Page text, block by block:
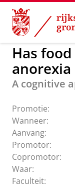
Skip
Content
Skip
Navigation
GMW
Has
anorexia
A cognitive
Promotie:
Wanneer:
Aanvang:
Promotor:
Copromotor:
Waar:
Faculteit: